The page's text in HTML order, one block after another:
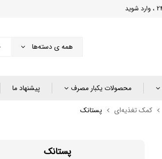
همه ی دسته‌ها
محصولات یکبار مصرف پیشنهاد ما
کمک تغذیه‌ای پستانک
پستانک